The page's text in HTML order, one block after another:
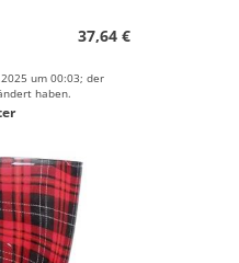
37,64 €
um 00:03; der
haben.